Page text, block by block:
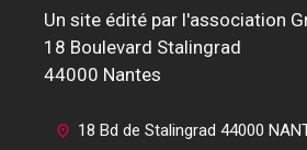
Un site édité par l'association
18 Boulevard Stalingrad
44000 Nantes
18 Bd de Stalingrad 44000